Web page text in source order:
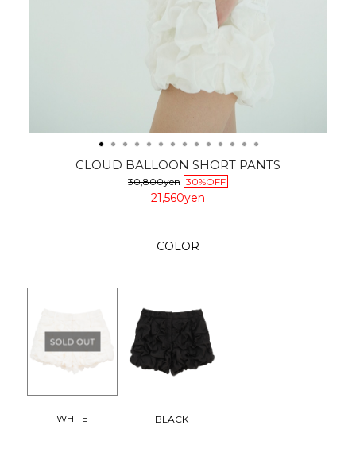
CLOUD BALLOON SHORT PANTS
30,800yen 30%OFF
21,560yen
COLOR
WHITE BLACK